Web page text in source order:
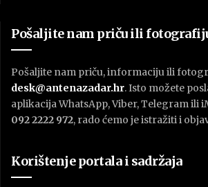
Pošaljite nam priču ili
Pošaljite nam priču, informaciju ili
desk@antenazadar.hr. Isto možete
aplikacija WhatsApp, Viber, Telegram ili
092 2222 972, rado ćemo je istražiti i
Korištenje portala i sadržaja